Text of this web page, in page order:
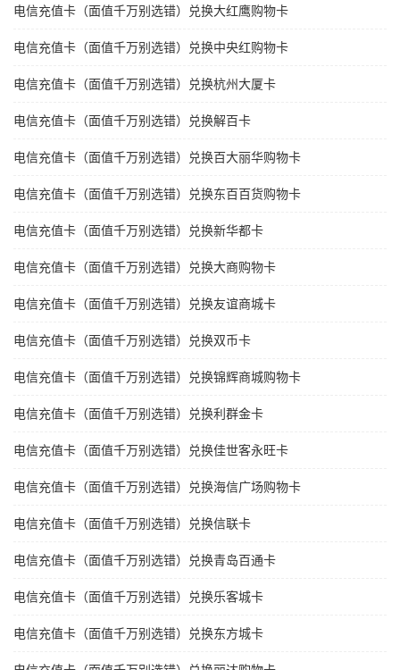
电信充值卡（面值千万别选错）兑换大红鹰购物卡
电信充值卡（面值千万别选错）兑换中央红购物卡
电信充值卡（面值千万别选错）兑换杭州大厦卡
电信充值卡（面值千万别选错）兑换解百卡
电信充值卡（面值千万别选错）兑换百大丽华购物卡
电信充值卡（面值千万别选错）兑换东百百货购物卡
电信充值卡（面值千万别选错）兑换新华都卡
电信充值卡（面值千万别选错）兑换大商购物卡
电信充值卡（面值千万别选错）兑换友谊商城卡
电信充值卡（面值千万别选错）兑换双币卡
电信充值卡（面值千万别选错）兑换锦辉商城购物卡
电信充值卡（面值千万别选错）兑换利群金卡
电信充值卡（面值千万别选错）兑换佳世客永旺卡
电信充值卡（面值千万别选错）兑换海信广场购物卡
电信充值卡（面值千万别选错）兑换信联卡
电信充值卡（面值千万别选错）兑换青岛百通卡
电信充值卡（面值千万别选错）兑换乐客城卡
电信充值卡（面值千万别选错）兑换东方城卡